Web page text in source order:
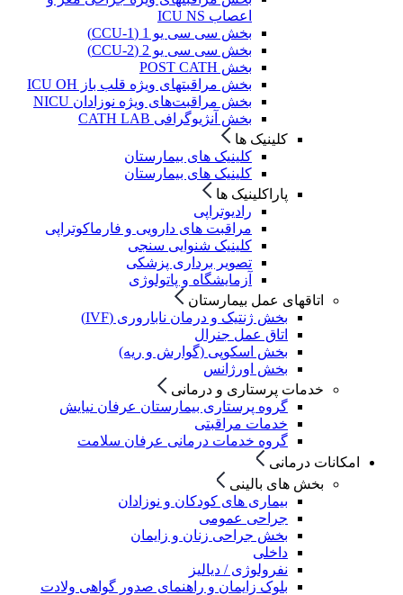
اعصاب ICU NS
بخش سی سی یو 1 (CCU-1)
بخش سی سی یو 2 (CCU-2)
بخش POST CATH
بخش مراقبتهای ویژه قلب باز ICU OH
بخش مراقبت‌های ویژه نوزادان NICU
بخش آنژیوگرافی CATH LAB
کلینیک ها
کلینیک های بیمارستان
کلینیک های بیمارستان
پاراکلینیک ها
رادیوتراپی
مراقبت های دارویی و فارماکوتراپی
کلینیک شنوایی سنجی
تصویر برداری پزشکی
آزمایشگاه و پاتولوژی
اتاقهای عمل بیمارستان
بخش ژنتیک و درمان ناباروری (IVF)
اتاق عمل جنرال
بخش اسکوپی (گوارش و ریه)
بخش اورژانس
خدمات پرستاری و درمانی
گروه پرستاری بیمارستان عرفان نیایش
خدمات مراقبتی
گروه خدمات درمانی عرفان سلامت
امکانات درمانی
بخش های بالینی
بیماری های کودکان و نوزادان
جراحی عمومی
بخش جراحی زنان و زایمان
داخلی
نفرولوژی / دیالیز
بلوک زایمان و راهنمای صدور گواهی ولادت